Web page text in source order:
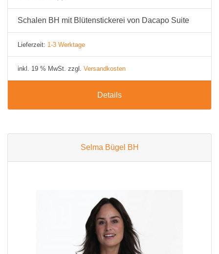
Schalen BH mit Blütenstickerei von Dacapo Suite
Lieferzeit: 1-3 Werktage
inkl. 19 % MwSt. zzgl. Versandkosten
Details
Selma Bügel BH